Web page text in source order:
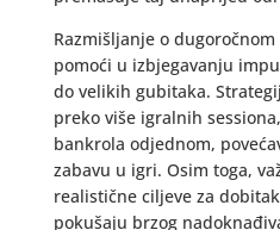
Razmišljanje o
pomoći u izbjegavanju
do velikih gubitaka.
preko više igralnih
bankrola odjednom,
zabavu u igri. Osim toga,
realistične ciljeve za
pokušaju brzog